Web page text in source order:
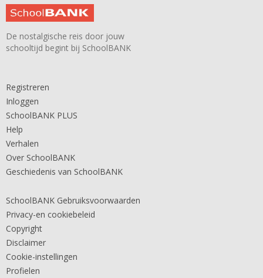
De nostalgische reis door jouw
schooltijd begint bij SchoolBANK
Registreren
Inloggen
SchoolBANK PLUS
Help
Verhalen
Over SchoolBANK
Geschiedenis van SchoolBANK
SchoolBANK Gebruiksvoorwaarden
Privacy-en cookiebeleid
Copyright
Disclaimer
Cookie-instellingen
Profielen